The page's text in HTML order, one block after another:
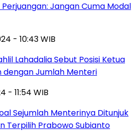
Jangan Cuma Modal
- 10:43 WIB
Lahadalia Sebut Posisi Ketua
dengan Jumlah Menteri
- 11:54 WIB
Sejumlah Menterinya Ditunjuk
Terpilih Prabowo Subianto